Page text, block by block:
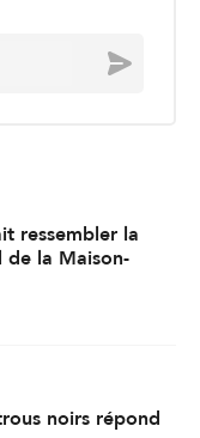
Envoyer
ressembler la
la Maison-
noirs répond